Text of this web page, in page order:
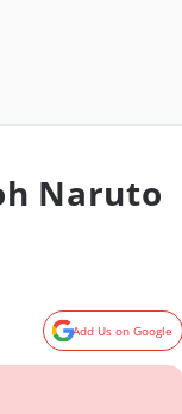
Naruto
Add Us on Google